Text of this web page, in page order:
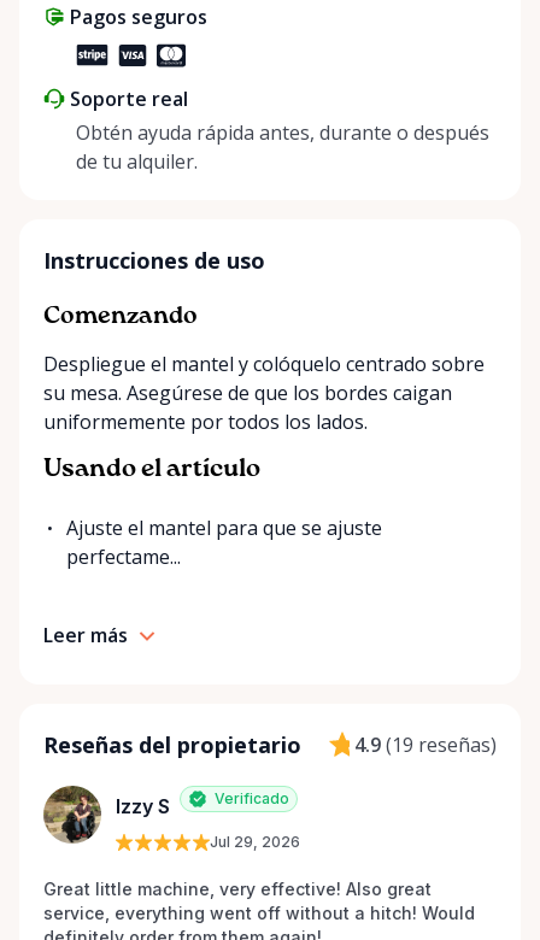
Pagos seguros
Soporte real
Obtén ayuda rápida antes, durante o después
de tu alquiler.
Instrucciones de uso
Comenzando
Despliegue el mantel y colóquelo centrado sobre
su mesa. Asegúrese de que los bordes caigan
uniformemente por todos los lados.
Usando el artículo
Ajuste el mantel para que se ajuste
perfectame...
Leer más
Reseñas del propietario 4.9(19 reseñas)
Izzy S Verificado
Jul 29, 2026
Great little machine, very effective! Also great
service, everything went off without a hitch! Would